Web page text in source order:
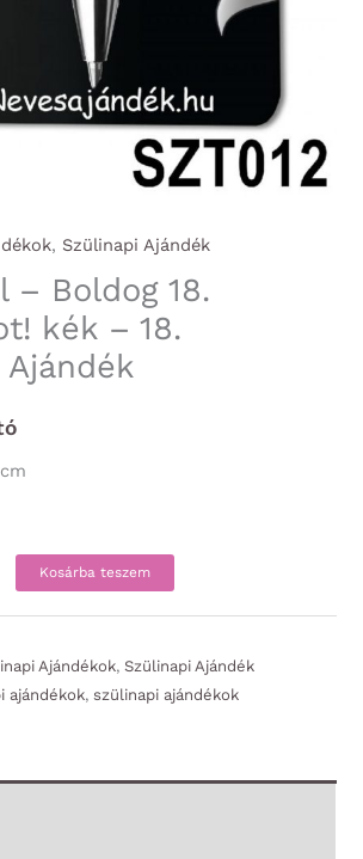
, Szülinapi Ajándék
– Boldog 18.
kék – 18.
Kosárba teszem
Ajándékok,Szülinapi Ajándék
ajándékok,szülinapi ajándékok